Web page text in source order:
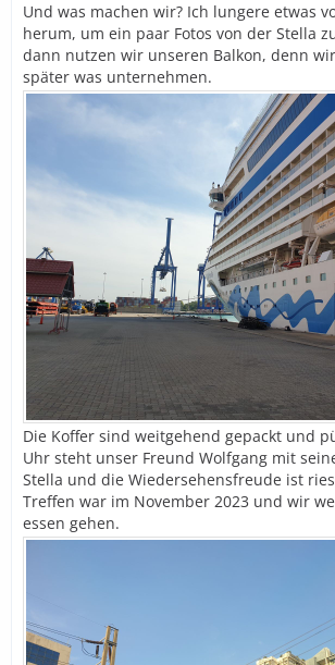
Und was machen wir? Ich lungere etwas
herum, um ein paar Fotos von der Stella
dann nutzen wir unseren Balkon, denn
später was unternehmen.
Die Koffer sind weitgehend gepackt und
Uhr steht unser Freund Wolfgang mit
Stella und die Wiedersehensfreude ist
Treffen war im November 2023 und wir
essen gehen.